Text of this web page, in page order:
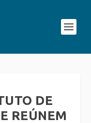
DE
REÚNEM